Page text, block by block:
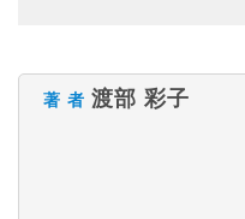
著 者 渡部 彩子